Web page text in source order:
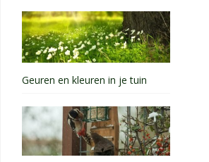
Geuren en kleuren in je tuin